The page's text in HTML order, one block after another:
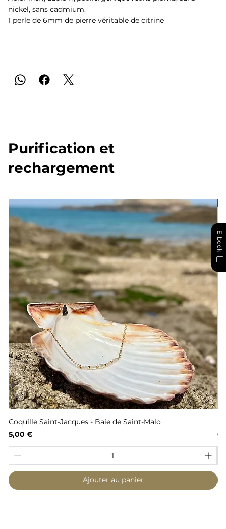
nickel, sans cadmium.
1 perle de 6mm de pierre véritable de citrine
Purification et
rechargement
Coquille Saint-Jacques - Baie de Saint-Malo
Prix
5,00 €
Ajouter au panier
E-book